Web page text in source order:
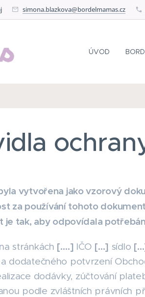
simona.blazkova@bordelmamas.cz
ÚVOD
vytvořena jako vzorový
za používání tohoto
je tak, aby odpovídala
na stránkách [….] IČO […] sídlo
dodatečného potvrzení
dodávky, zúčtování
podle zvláštních právních